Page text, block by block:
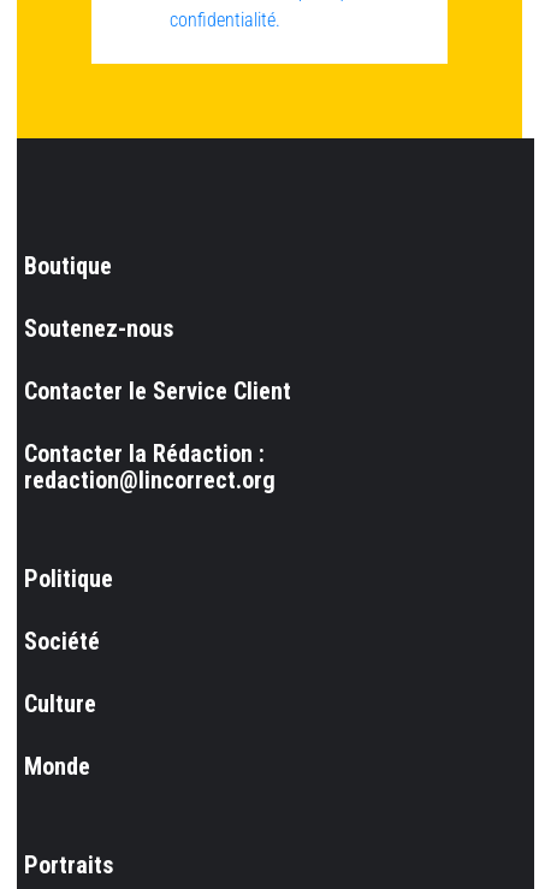
confidentialité.
Boutique
Soutenez-nous
Contacter le Service Client
Contacter la Rédaction :
redaction@lincorrect.org
Politique
Société
Culture
Monde
Portraits